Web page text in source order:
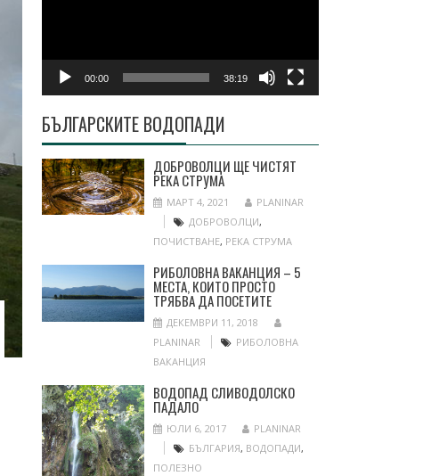
00:00 38:19
БЪЛГАРСКИТЕ ВОДОПАДИ
ДОБРОВОЛЦИ ЩЕ ЧИСТЯТ
РЕКА СТРУМА
МАРТ 4, 2021
PLANINAR
ДОБРОВОЛЦИ,
ПОЧИСТВАНЕ, РЕКА СТРУМА
РИБОЛОВНА ВАКАНЦИЯ – 5
МЕСТА, КОИТО ПРОСТО
ТРЯБВА ДА ПОСЕТИТЕ
ДЕКЕМВРИ 11, 2018
PLANINAR
РИБОЛОВНА
ВАКАНЦИЯ
ВОДОПАД СЛИВОДОЛСКО
ПАДАЛО
ЮЛИ 6, 2017
PLANINAR
БЪЛГАРИЯ, ВОДОПАДИ,
ПОЛЕЗНО